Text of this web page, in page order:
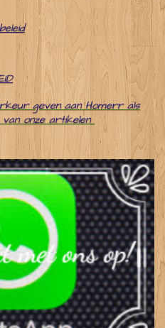
geven aan Homerr als
onze artikelen